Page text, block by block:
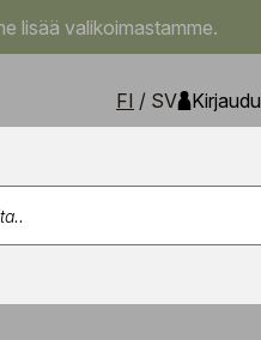
lisää valikoimastamme.
FI / SV Kirjaudu